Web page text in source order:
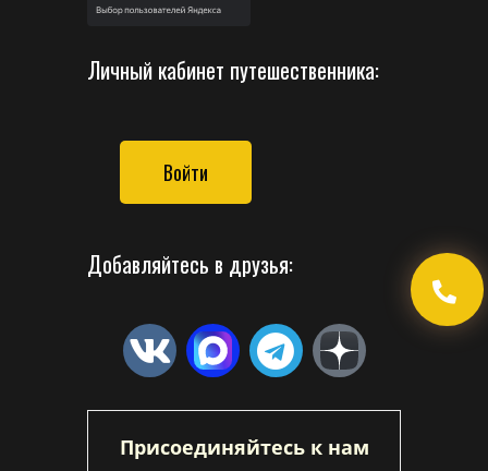
Личный кабинет путешественника:
Войти
Добавляйтесь в друзья:
Присоединяйтесь к нам